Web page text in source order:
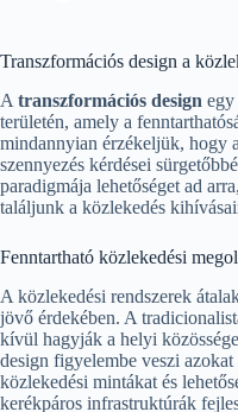
Transzformációs design a
A transzformációs design egy
területén, amely a
mindannyian érzékeljük, hogy
szennyezés kérdései
paradigmája lehetőséget ad
találjunk a közlekedés
Fenntartható közlekedési
A közlekedési rendszerek
jövő érdekében. A
kívül hagyják a helyi
design figyelembe veszi
közlekedési mintákat és
kerékpáros infrastruktúrák